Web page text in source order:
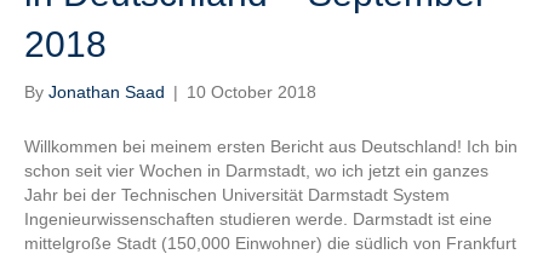
2018
By Jonathan Saad | 10 October 2018
Willkommen bei meinem ersten Bericht aus Deutschland! Ich bin
schon seit vier Wochen in Darmstadt, wo ich jetzt ein ganzes
Jahr bei der Technischen Universität Darmstadt System
Ingenieurwissenschaften studieren werde. Darmstadt ist eine
mittelgroße Stadt (150,000 Einwohner) die südlich von Frankfurt